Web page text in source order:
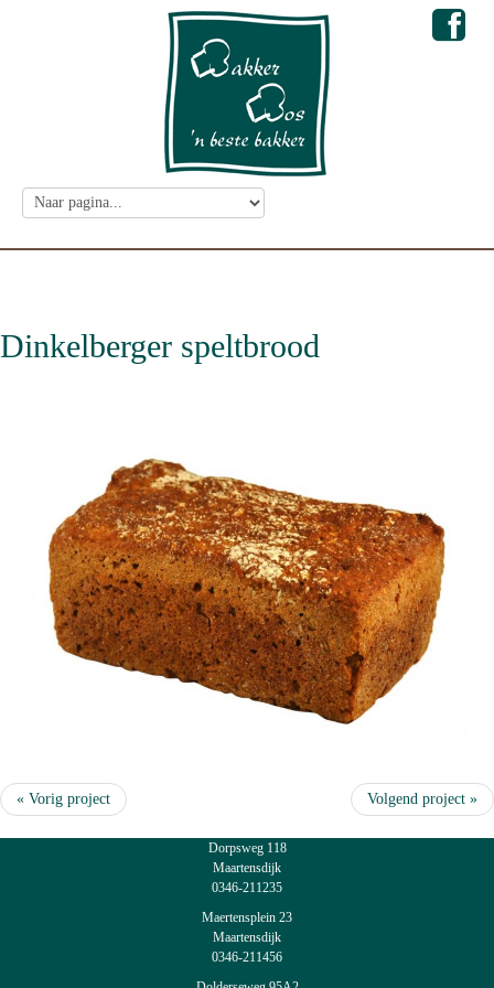
Dinkelberger speltbrood
« Vorig project Volgend project »
Dorpsweg 118
Maartensdijk
0346-211235
Maertensplein 23
Maartensdijk
0346-211456